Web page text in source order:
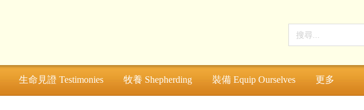
生命見證 Testimonies 牧養 Shepherding 裝備 Equip Ourselves 更多